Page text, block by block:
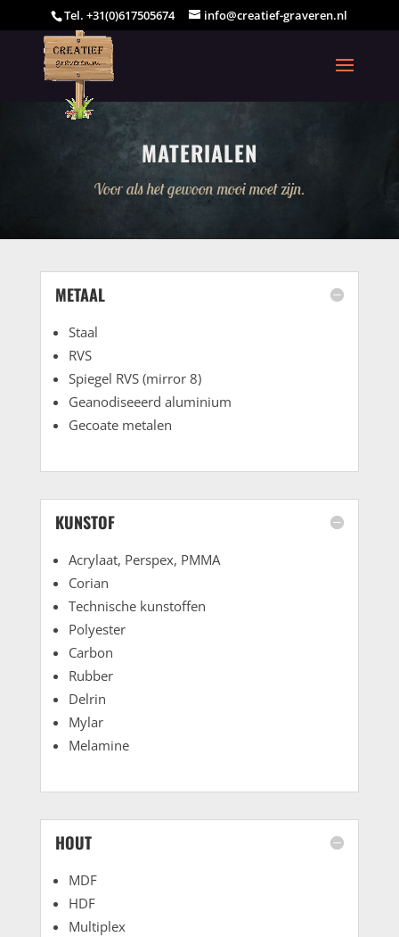
Tel. +31(0)617505674 info@creatief-graveren.nl
MATERIALEN
Voor als het gewoon mooi moet zijn.
METAAL
Staal
RVS
Spiegel RVS (mirror 8)
Geanodiseeerd aluminium
Gecoate metalen
KUNSTOF
Acrylaat, Perspex, PMMA
Corian
Technische kunstoffen
Polyester
Carbon
Rubber
Delrin
Mylar
Melamine
HOUT
MDF
HDF
Multiplex